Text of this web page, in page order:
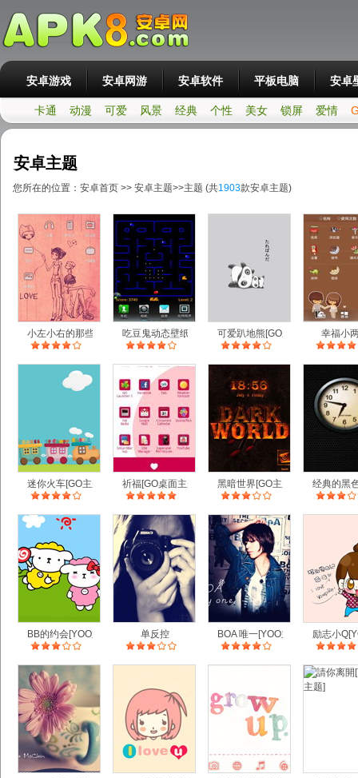
安卓游戏 安卓网游 安卓软件 平板电脑 安卓
卡通 动漫 可爱 风景 经典 个性 美女 锁屏 爱情
安卓主题
您所在的位置： 安卓首页 >> 安卓主题>>主题 (共1903款安卓主题)
小左小右的那些 吃豆鬼动态壁纸 可爱趴地熊[GO主题] 幸福小
迷你火车[GO主题] 祈福[GO桌面主题] 黑暗世界[GO主题] 经典的黑
BB的约会[YOO主题] 单反控 BOA 唯一[YOO主题] 励志小